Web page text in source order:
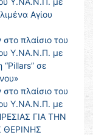
Αγίου
πλαίσιο του
Υ.ΝΑ.Ν.Π. με
“Pillars” σε
πλαίσιο του
Υ.ΝΑ.Ν.Π. με
ΓΙΑ ΤΗΝ
ΘΕΡΙΝΗΣ